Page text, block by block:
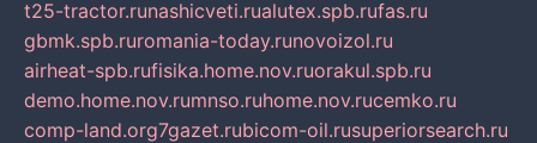
t25-tractor.runashicveti.rualutex.spb.rufas.ru
gbmk.spb.ruromania-today.runovoizol.ru
airheat-spb.rufisika.home.nov.ruorakul.spb.ru
demo.home.nov.rumnso.ruhome.nov.rucemko.ru
comp-land.org7gazet.rubicom-oil.rusuperiorsearch.ru